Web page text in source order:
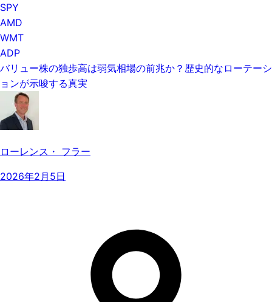
SPY
AMD
WMT
ADP
バリュー株の独歩高は弱気相場の前兆か？歴史的なローテーシ
ョンが示唆する真実
ローレンス・ フラー
2026年2月5日